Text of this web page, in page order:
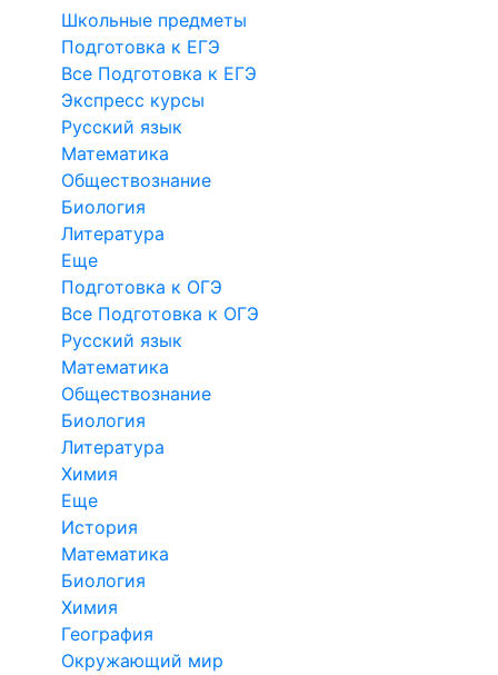
Школьные предметы
Подготовка к ЕГЭ
Все Подготовка к ЕГЭ
Экспресс курсы
Русский язык
Математика
Обществознание
Биология
Литература
Еще
Подготовка к ОГЭ
Все Подготовка к ОГЭ
Русский язык
Математика
Обществознание
Биология
Литература
Химия
Еще
История
Математика
Биология
Химия
География
Окружающий мир